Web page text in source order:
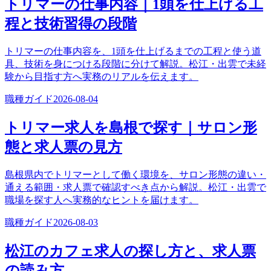
トリマーの仕事内容｜1頭を仕上げる工
程と技術習得の段階
トリマーの仕事内容を、1頭を仕上げるまでの工程と使う道
具、技術を身につける段階に分けて解説。松江・出雲で未経
験から目指す方へ実務のリアルを伝えます。
職種ガイド2026-08-04
トリマー求人を島根で探す｜サロン形
態と求人票の見方
島根県内でトリマーとして働く環境を、サロン形態の違い・
通える範囲・求人票で確認すべき点から解説。松江・出雲で
職場を探す人へ実務的なヒントを届けます。
職種ガイド2026-08-03
松江のカフェ求人の探し方と、求人票